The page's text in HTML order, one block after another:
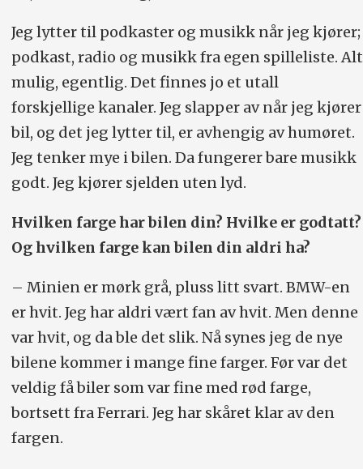
Jeg lytter til podkaster og musikk når jeg kjører;
podkast, radio og musikk fra egen spilleliste. Alt
mulig, egentlig. Det finnes jo et utall
forskjellige kanaler. Jeg slapper av når jeg kjører
bil, og det jeg lytter til, er avhengig av humøret.
Jeg tenker mye i bilen. Da fungerer bare musikk
godt. Jeg kjører sjelden uten lyd.
Hvilken farge har bilen din? Hvilke er godtatt?
Og hvilken farge kan bilen din aldri ha?
– Minien er mørk grå, pluss litt svart. BMW-en
er hvit. Jeg har aldri vært fan av hvit. Men denne
var hvit, og da ble det slik. Nå synes jeg de nye
bilene kommer i mange fine farger. Før var det
veldig få biler som var fine med rød farge,
bortsett fra Ferrari. Jeg har skåret klar av den
fargen.